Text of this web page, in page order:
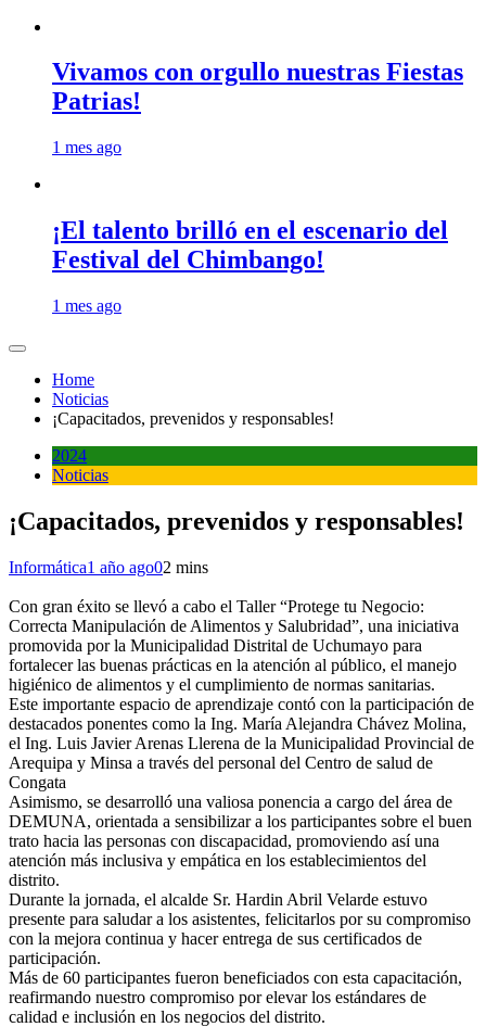
Vivamos con orgullo nuestras Fiestas
Patrias!
1 mes ago
¡El talento brilló en el escenario del
Festival del Chimbango!
1 mes ago
Home
Noticias
¡Capacitados, prevenidos y responsables!
2024
Noticias
¡Capacitados, prevenidos y responsables!
Informática1 año ago02 mins
Con gran éxito se llevó a cabo el Taller “Protege tu Negocio:
Correcta Manipulación de Alimentos y Salubridad”, una iniciativa
promovida por la Municipalidad Distrital de Uchumayo para
fortalecer las buenas prácticas en la atención al público, el manejo
higiénico de alimentos y el cumplimiento de normas sanitarias.
Este importante espacio de aprendizaje contó con la participación de
destacados ponentes como la Ing. María Alejandra Chávez Molina,
el Ing. Luis Javier Arenas Llerena de la Municipalidad Provincial de
Arequipa y Minsa a través del personal del Centro de salud de
Congata
Asimismo, se desarrolló una valiosa ponencia a cargo del área de
DEMUNA, orientada a sensibilizar a los participantes sobre el buen
trato hacia las personas con discapacidad, promoviendo así una
atención más inclusiva y empática en los establecimientos del
distrito.
Durante la jornada, el alcalde Sr. Hardin Abril Velarde estuvo
presente para saludar a los asistentes, felicitarlos por su compromiso
con la mejora continua y hacer entrega de sus certificados de
participación.
Más de 60 participantes fueron beneficiados con esta capacitación,
reafirmando nuestro compromiso por elevar los estándares de
calidad e inclusión en los negocios del distrito.